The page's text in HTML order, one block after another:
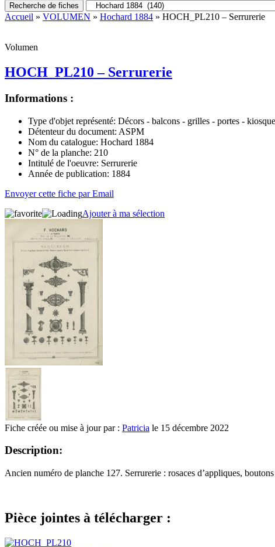
Recherche de fiches
Accueil » VOLUMEN » Hochard 1884 » HOCH_PL210 – Serrurerie
Volumen
HOCH_PL210 – Serrurerie
Informations :
Type d'objet représenté: Décors - balcons - grilles - portes -
Détenteur du document: ASPM
Nom du catalogue: Hochard 1884
N° de la planche: 210
Intitulé de l'oeuvre: Serrurerie
Année de publication: 1884
Envoyer cette fiche par Email
Ajouter à ma sélection
Fiche créée ou mise à jour par : Patricia le 15 décembre 2022
Description:
Ancien numéro de planche 127. Serrurerie : rosaces d’appliques,
Pièce jointes à télécharger :